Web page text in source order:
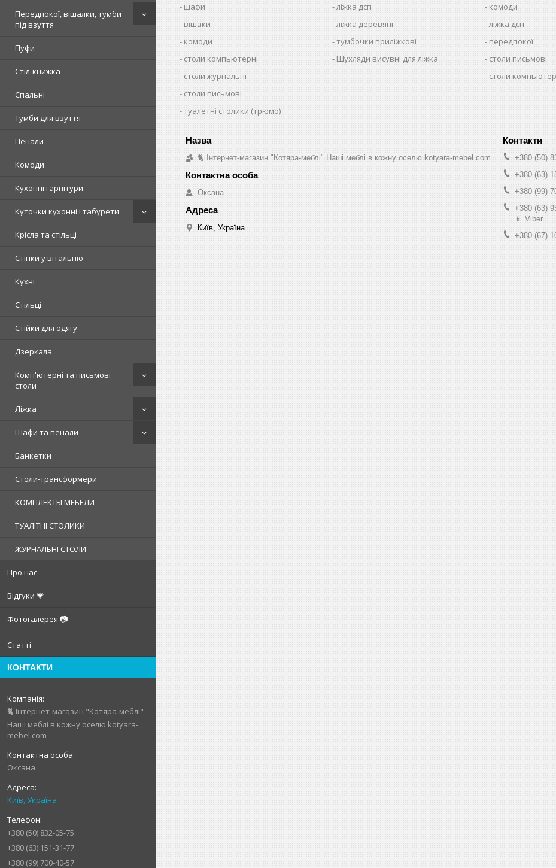
Передпокої, вішалки, тумби
під взуття
Пуфи
Стіл-книжка
Спальні
Тумби для взуття
Пенали
Комоди
Кухонні гарнітури
Куточки кухонні і табурети
Крісла та стільці
Стінки у вітальню
Кухні
Стільці
Стійки для одягу
Дзеркала
Комп'ютерні та письмові
столи
Ліжка
Шафи та пенали
Банкетки
Столи-трансформери
КОМПЛЕКТЫ МЕБЕЛИ
ТУАЛІТНІ СТОЛИКИ
ЖУРНАЛЬНІ СТОЛИ
Про нас
Відгуки 💗
Фотогалерея 📷
Статті
КОНТАКТИ
🐈 Інтернет-магазин "Котяра-меблі"
Наші меблі в кожну оселю kotyara-
mebel.com
Оксана
Київ, Україна
+380 (50) 832-05-75
+380 (63) 151-31-77
+380 (99) 700-40-57
шафи
вішаки
комоди
столи компьютерні
столи журнальні
столи письмові
туалетні столики (трюмо)
ліжка дсп
ліжка деревяні
тумбочки приліжкові
Шухляди висувні для ліжка
комоди
ліжка дсп
передпокої
столи письмові
столи
🐈 Інтернет-магазин "Котяра-меблі" Наші меблі в кожну оселю kotyara-mebel.com
Оксана
Київ, Україна
+380 (50)
+380 (63)
+380 (99)
+380 (63)
📱 Viber
+380 (67)